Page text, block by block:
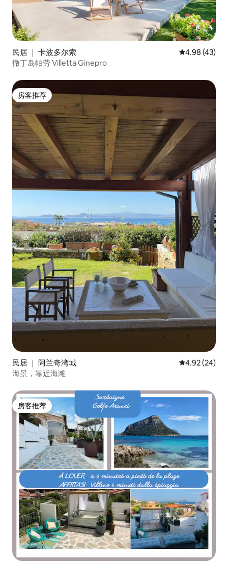
民居 ｜ 卡波多尔索 平均评分
4.98 (43)
撒丁岛帕劳 Villetta Ginepro
房客推荐
房客推荐
民居 ｜ 阿兰奇湾城 平均评分
4.92 (24)
海景，靠近海滩
房客推荐
房客推荐